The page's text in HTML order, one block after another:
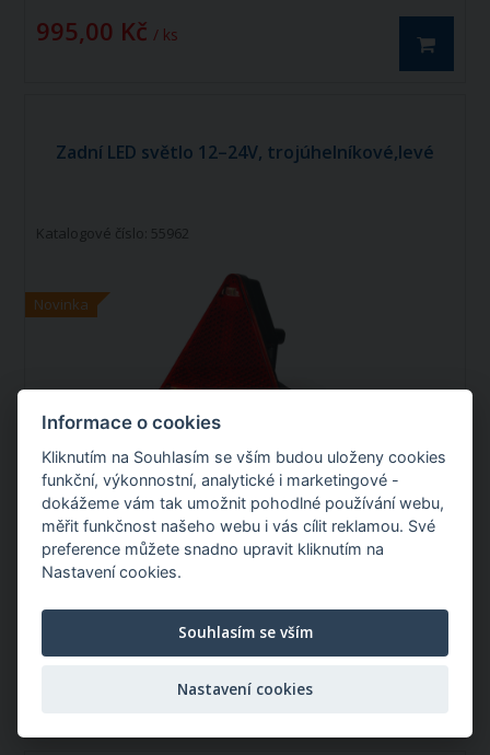
995,00 Kč / ks
Zadní LED světlo 12–24V, trojúhelníkové,levé
Novinka
Katalogové číslo: 55962
Předpokládané naskladnění v Itálii: 14.09.2026
/ ks
Zadní LED světlo 12–24V,
trojúhelníkové,levé
Typ světla:LED
Stupeň krytí:IP66/IP68
Výška:144mm
Informace o cookies
Kliknutím na Souhlasím se vším budou uloženy cookies
funkční, výkonnostní, analytické i marketingové -
dokážeme vám tak umožnit pohodlné používání webu,
měřit funkčnost našeho webu i vás cílit reklamou. Své
preference můžete snadno upravit kliknutím na
Nastavení cookies.
Souhlasím se vším
Nastavení cookies